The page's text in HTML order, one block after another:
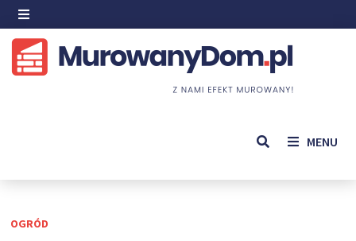
Skip
to
content
MENU
MENU
OGRÓD